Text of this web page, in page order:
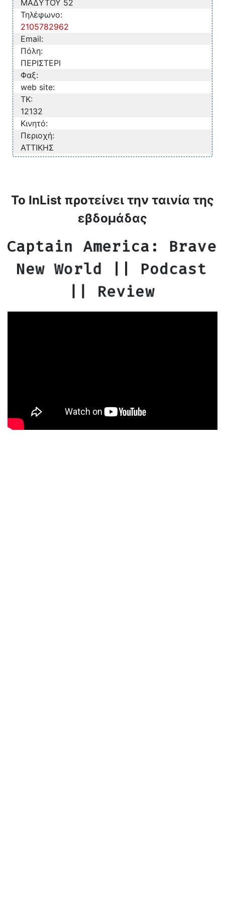
ΜΑΔΥΤΟΥ 52
Τηλέφωνο:
2105782962
Email:
Πόλη:
ΠΕΡΙΣΤΕΡΙ
Φαξ:
web site:
TK:
12132
Κινητό:
Περιοχή:
ΑΤΤΙΚΗΣ
Το InList προτείνει την ταινία της
εβδομάδας
Captain America: Brave
New World || Podcast
|| Review